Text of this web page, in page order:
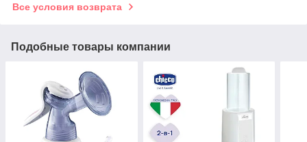
Все условия возврата
Подобные товары компании